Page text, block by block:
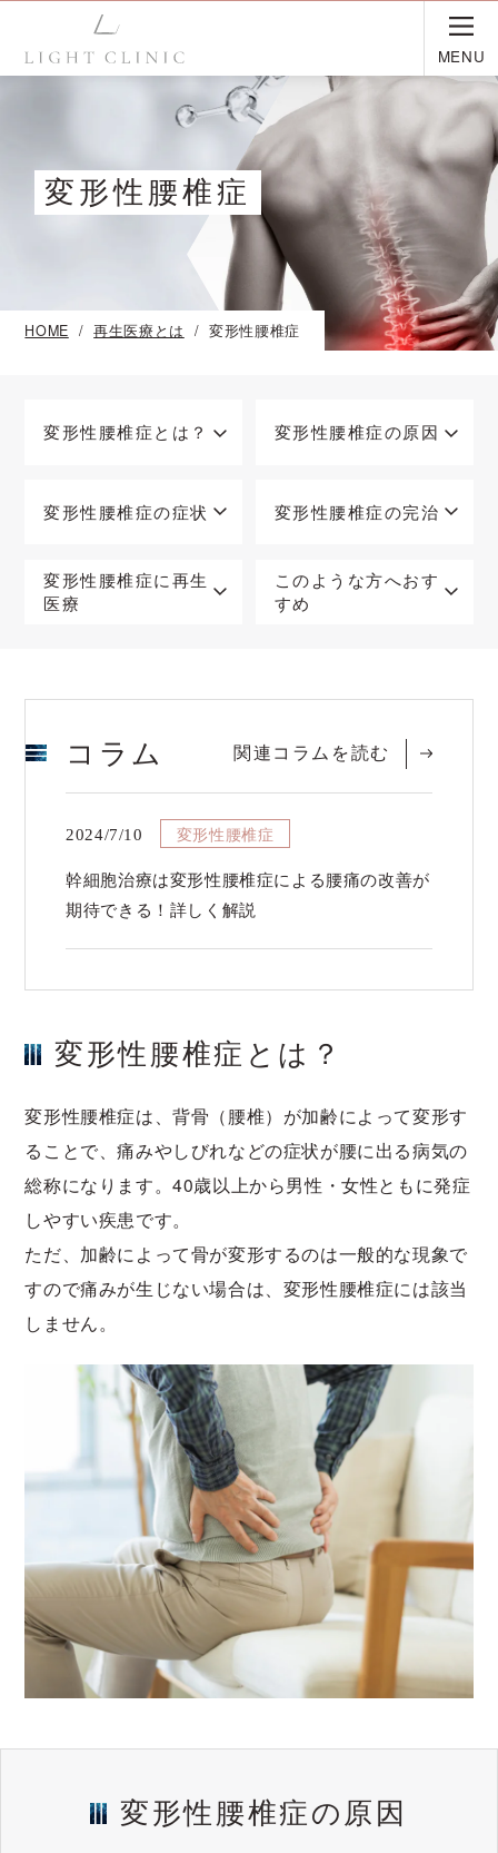
MENU
変形性腰椎症
HOME 再生医療とは 変形性腰椎症
変形性腰椎症とは？ 変形性腰椎症の原因
変形性腰椎症の症状 変形性腰椎症の完治
変形性腰椎症に再生
医療
このような方へおす
すめ
コラム 関連コラムを読む
2024/7/10 変形性腰椎症
幹細胞治療は変形性腰椎症による腰痛の改善が
期待できる！詳しく解説
変形性腰椎症とは？
変形性腰椎症は、背骨（腰椎）が加齢によって変形す
ることで、痛みやしびれなどの症状が腰に出る病気の
総称になります。40歳以上から男性・女性ともに発症
しやすい疾患です。
ただ、加齢によって骨が変形するのは一般的な現象で
すので痛みが生じない場合は、変形性腰椎症には該当
しません。
変形性腰椎症の原因